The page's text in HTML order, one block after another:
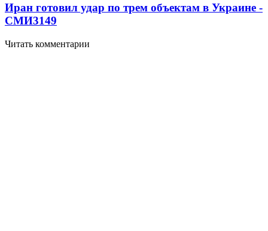
Иран готовил удар по трем объектам в Украине -
СМИ3149
Читать комментарии